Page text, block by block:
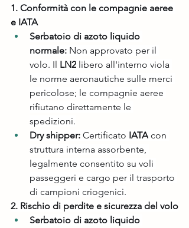
1. Conformità con le compagnie aeree
e IATA
Serbatoio di azoto liquido
normale: Non approvato per il
volo. Il LN2 libero all'interno viola
le norme aeronautiche sulle merci
pericolose; le compagnie aeree
rifiutano direttamente le
spedizioni.
Dry shipper: Certificato IATA con
struttura interna assorbente,
legalmente consentito su voli
passeggeri e cargo per il trasporto
di campioni criogenici.
2. Rischio di perdite e sicurezza del volo
Serbatoio di azoto liquido